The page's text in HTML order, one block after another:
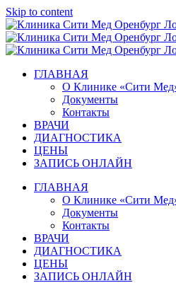
Skip to content
ГЛАВНАЯ
О Клинике «Сити
Документы
Контакты
ВРАЧИ
ДИАГНОСТИКА
ЦЕНЫ
ЗАПИСЬ ОНЛАЙН
ГЛАВНАЯ
О Клинике «Сити
Документы
Контакты
ВРАЧИ
ДИАГНОСТИКА
ЦЕНЫ
ЗАПИСЬ ОНЛАЙН